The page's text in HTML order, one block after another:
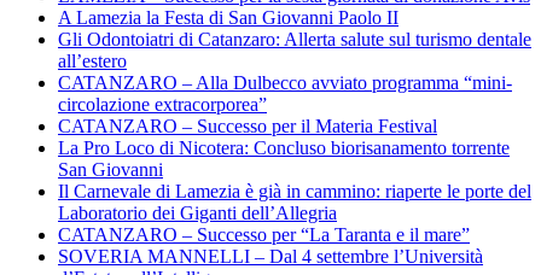
A Lamezia la Festa di San Giovanni Paolo II
Gli Odontoiatri di Catanzaro: Allerta salute sul turismo dentale
all’estero
CATANZARO – Alla Dulbecco avviato programma “mini-
circolazione extracorporea”
CATANZARO – Successo per il Materia Festival
La Pro Loco di Nicotera: Concluso biorisanamento torrente
San Giovanni
Il Carnevale di Lamezia è già in cammino: riaperte le porte del
Laboratorio dei Giganti dell’Allegria
CATANZARO – Successo per “La Taranta e il mare”
SOVERIA MANNELLI – Dal 4 settembre l’Università